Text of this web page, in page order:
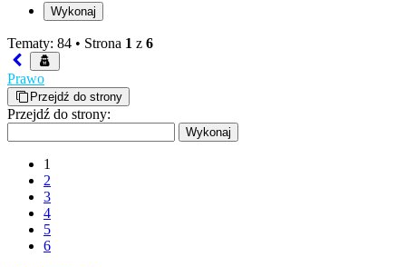
Tematy: 84 • Strona 1 z 6
Prawo
Przejdź do strony
Przejdź do strony:
1
2
3
4
5
6